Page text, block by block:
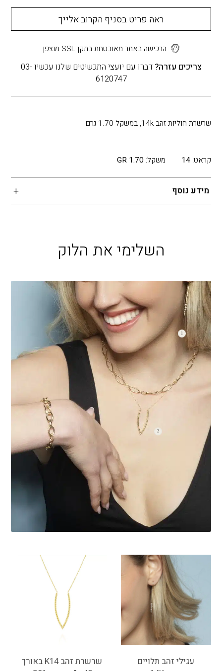
ראה פריט בסניף הקרוב אלייך
הרכישה באתר מאובטחת בתקן SSL מוצפן
צריכים עזרה?
דברו עם יועצי התכשיטים שלנו עכשיו 03-
6120747
שרשרת חוליות זהב 14k, במשקל 1.70 גרם
קראט: 14 משקל: 1.70 GR
מידע נוסף
השלימי את הלוק
עגילי זהב תלויים
שרשרת זהב K14 באורך